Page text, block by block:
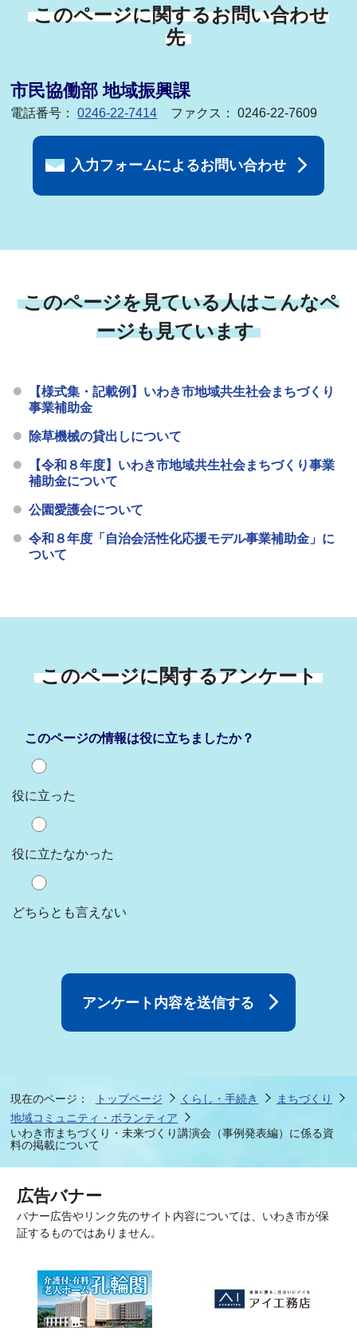
このページに関するお問い合わせ
先
市民協働部 地域振興課
電話番号：0246-22-7414 ファクス： 0246-22-7609
入力フォームによるお問い合わせ
このページを見ている人はこんなペ
ージも見ています
【様式集・記載例】いわき市地域共生社会まちづくり
事業補助金
除草機械の貸出しについて
【令和８年度】いわき市地域共生社会まちづくり事業
補助金について
公園愛護会について
令和８年度「自治会活性化応援モデル事業補助金」に
ついて
このページに関するアンケート
このページの情報は役に立ちましたか？
役に立った
役に立たなかった
どちらとも言えない
現在のページ： トップページ くらし・手続き
まちづくり
地域コミュニティ・ボランティア
いわき市まちづくり・未来づくり講演会（事例発表編）に係る資
料の掲載について
広告バナー
バナー広告やリンク先のサイト内容については、いわき市が保
証するものではありません。